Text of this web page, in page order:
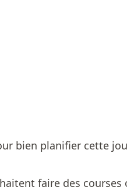
bien planifier cette
faire des courses